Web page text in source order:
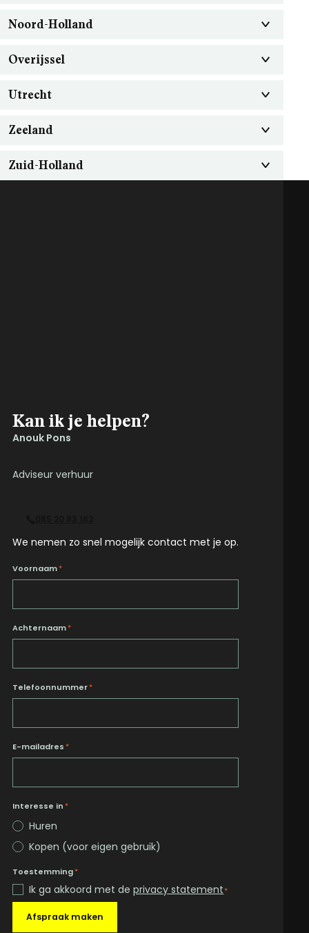
Noord-Holland
Overijssel
Utrecht
Zeeland
Zuid-Holland
Kan ik je helpen?
Anouk Pons
Adviseur verhuur
We nemen zo snel mogelijk contact met je op.
Voornaam*
Achternaam*
Telefoonnummer*
E-mailadres *
Interesse in *
Huren
Kopen (voor eigen gebruik)
Toestemming*
Ik ga akkoord met deprivacy statement*
Afspraak maken